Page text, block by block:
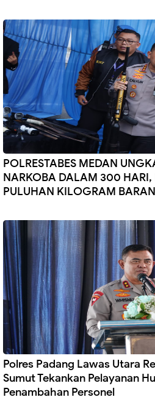
POLRESTABES MEDAN
NARKOBA DALAM 300
PULUHAN KILOGRAM
Polres Padang Lawas Utara
Sumut Tekankan Pelayanan
Penambahan Personel